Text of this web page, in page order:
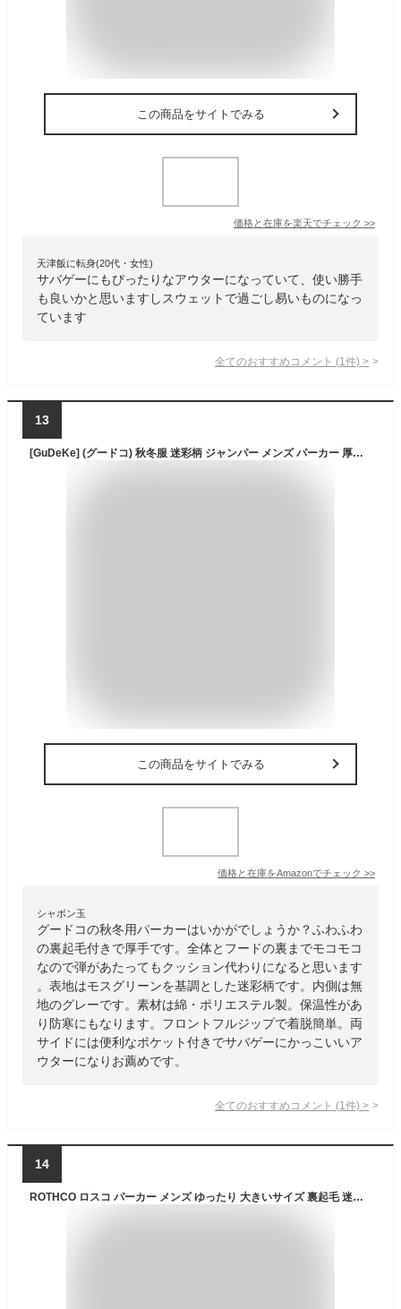
この商品をサイトでみる
価格と在庫を楽天でチェック >>
天津飯に転身(20代・女性)
サバゲーにもぴったりなアウターになっていて、使い勝手
も良いかと思いますしスウェットで過ごし易いものになっ
ています
全てのおすすめコメント (1 件) >
13
[GuDeKe] (グードコ) 秋冬服 迷彩柄 ジャンパー メンズ パーカー 厚手 裏起毛 もこもこ 防寒 ミリタリージャケット アウトドア スポーツウェアー モスグリーン4XL
この商品をサイトでみる
価格と在庫をAmazonでチェック >>
シャボン玉
グードコの秋冬用パーカーはいかがでしょうか？ふわふわ
の裏起毛付きで厚手です。全体とフードの裏までモコモコ
なので弾があたってもクッション代わりになると思います
。表地はモスグリーンを基調とした迷彩柄です。内側は無
地のグレーです。素材は綿・ポリエステル製。保温性があ
り防寒にもなります。フロントフルジップで着脱簡単。両
サイドには便利なポケット付きでサバゲーにかっこいいア
ウターになりお薦めです。
全てのおすすめコメント (1 件) >
14
ROTHCO ロスコ パーカー メンズ ゆったり 大きいサイズ 裏起毛 迷彩 カモフラージュ 総柄 スウェット プルオーバー ルームウェア 部屋着 ブランド アメカジ ミリタリー カジュアル アウトドア サバゲー USAモデル